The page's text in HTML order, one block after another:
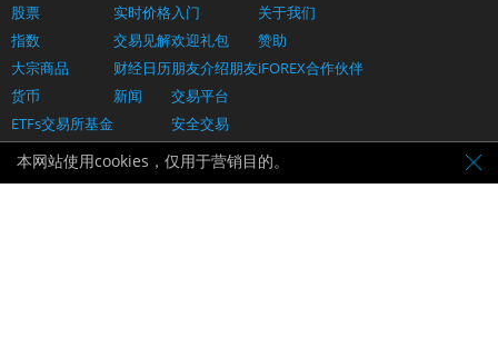
本网站使用cookies，仅用于营销目的。
股票
指数
大宗商品
货币
ETFs交易所基金
实时价格
交易见解
财经日历
新闻
入门
欢迎礼包
朋友介绍朋友
交易平台
安全交易
定价
关于我们
赞助
iFOREX合作伙伴
帮助